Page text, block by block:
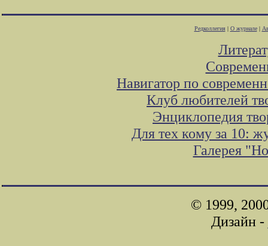
Редколлегия| О журнале|
Навигатор по
Клуб любителей
Энциклопедия
Для тех кому за 10:
Галерея
© 1999,
Дизайн -